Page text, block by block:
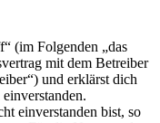
(im Folgenden „das
mit dem Betreiber
und erklärst dich
einverstanden bist, so